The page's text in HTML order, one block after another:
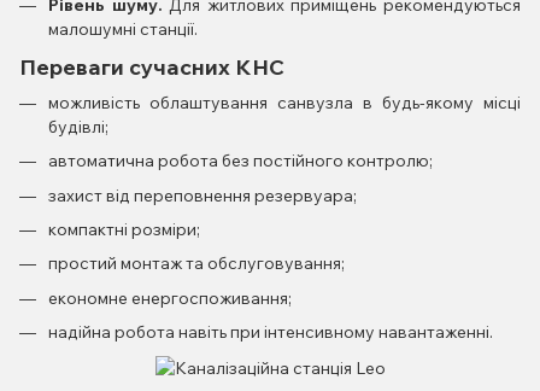
Рівень шуму. Для житлових приміщень рекомендуються
малошумні станції.
Переваги сучасних КНС
можливість облаштування санвузла в будь-якому місці
будівлі;
автоматична робота без постійного контролю;
захист від переповнення резервуара;
компактні розміри;
простий монтаж та обслуговування;
економне енергоспоживання;
надійна робота навіть при інтенсивному навантаженні.